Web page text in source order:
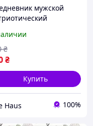
мужской
блокнот
(J24)
₴
₴
Купить
Haus 100%